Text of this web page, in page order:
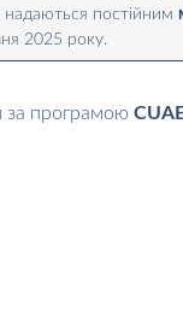
надаються постійним
2025 року.
за програмою